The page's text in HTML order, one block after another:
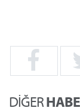
DİĞER